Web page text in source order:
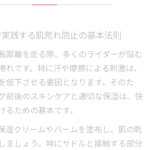
イク専用クリームの選び方と使い
アクリームで摩擦を軽減する秘訣
イク走行前の保湿アイテム活用術
イクでの股擦れ対策と保湿のタイ
ら肌を守るロードバイクの工夫
イク中の汗対策と保湿の重要性
践する肌荒れ防止の基本法則
距離を走る際、多くのライダーが悩む
れです。特に汗や摩擦による刺激は、
低下させる要因となります。そのた
前後のスキンケアと適切な保湿は、快
るための基本です。
湿クリームやバームを塗布し、肌の乾
ましょう。特にサドルと接触する部分